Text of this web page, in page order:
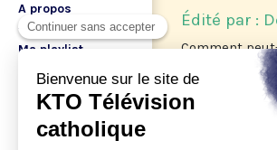
A propos
Ma playlist
Édité par :
Comment
catastrophes
beaucoup
l'exil ni le
Chrysostome
que la peste